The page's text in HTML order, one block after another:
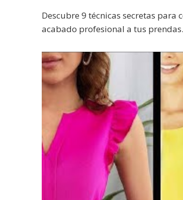
Descubre 9 técnicas secretas
acabado profesional a tus prendas.